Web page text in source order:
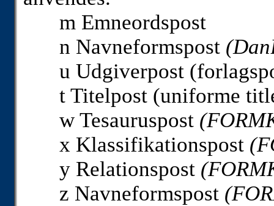
m Emneordspost
n Navneformspost
u Udgiverpost
t Titelpost (uniforme
w Tesauruspost
x Klassifikationspost
y Relationspost
z Navneformspost